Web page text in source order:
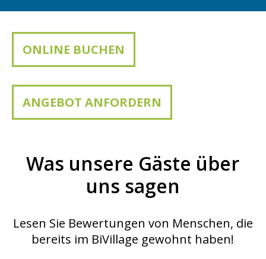
ONLINE BUCHEN
ANGEBOT ANFORDERN
Was unsere Gäste über
uns sagen
Lesen Sie Bewertungen von Menschen, die
bereits im BiVillage gewohnt haben!